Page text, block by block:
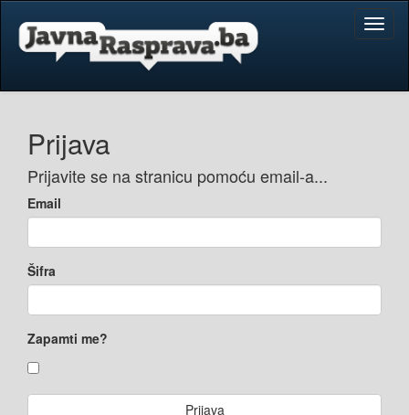
Prijava
Prijavite se na stranicu pomoću email-a...
Email
Šifra
Zapamti me?